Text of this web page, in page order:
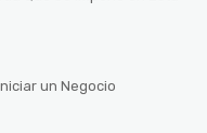
un Negocio